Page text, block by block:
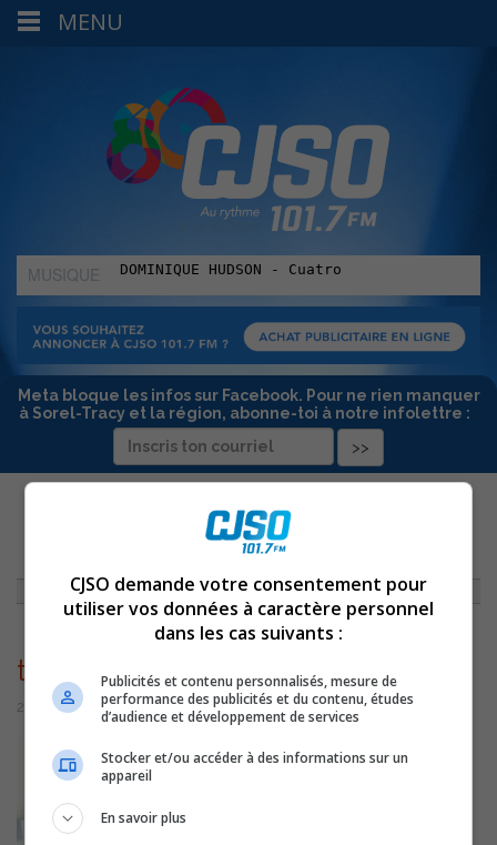
MUSIQUE
:
Meta bloque les infos sur Facebook. Pour ne rien manquer
à Sorel-Tracy et la région, abonne-toi à notre infolettre :
MYRIAM ARPIN/BRIGET JONES BABY
thumbnail_photo-20
21 septembre 2016 | Par Équipe CJSO
MENU
CJSO demande votre consentement pour
utiliser vos données à caractère personnel
dans les cas suivants :
Publicités et contenu personnalisés, mesure de
performance des publicités et du contenu, études
d’audience et développement de services
Stocker et/ou accéder à des informations sur un
appareil
En savoir plus